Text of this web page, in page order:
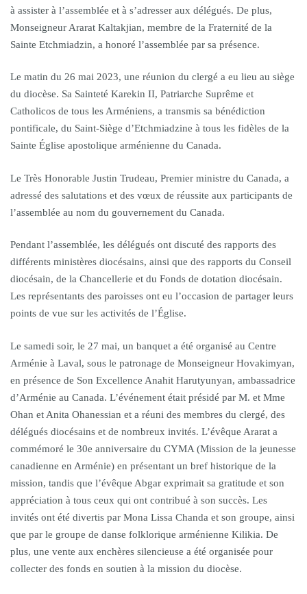
à assister à l’assemblée et à s’adresser aux délégués. De plus,
Monseigneur Ararat Kaltakjian, membre de la Fraternité de la
Sainte Etchmiadzin, a honoré l’assemblée par sa présence.
Le matin du 26 mai 2023, une réunion du clergé a eu lieu au siège
du diocèse. Sa Sainteté Karekin II, Patriarche Suprême et
Catholicos de tous les Arméniens, a transmis sa bénédiction
pontificale, du Saint-Siège d’Etchmiadzine à tous les fidèles de la
Sainte Église apostolique arménienne du Canada.
Le Très Honorable Justin Trudeau, Premier ministre du Canada, a
adressé des salutations et des vœux de réussite aux participants de
l’assemblée au nom du gouvernement du Canada.
Pendant l’assemblée, les délégués ont discuté des rapports des
différents ministères diocésains, ainsi que des rapports du Conseil
diocésain, de la Chancellerie et du Fonds de dotation diocésain.
Les représentants des paroisses ont eu l’occasion de partager leurs
points de vue sur les activités de l’Église.
Le samedi soir, le 27 mai, un banquet a été organisé au Centre
Arménie à Laval, sous le patronage de Monseigneur Hovakimyan,
en présence de Son Excellence Anahit Harutyunyan, ambassadrice
d’Arménie au Canada. L’événement était présidé par M. et Mme
Ohan et Anita Ohanessian et a réuni des membres du clergé, des
délégués diocésains et de nombreux invités. L’évêque Ararat a
commémoré le 30e anniversaire du CYMA (Mission de la jeunesse
canadienne en Arménie) en présentant un bref historique de la
mission, tandis que l’évêque Abgar exprimait sa gratitude et son
appréciation à tous ceux qui ont contribué à son succès. Les
invités ont été divertis par Mona Lissa Chanda et son groupe, ainsi
que par le groupe de danse folklorique arménienne Kilikia. De
plus, une vente aux enchères silencieuse a été organisée pour
collecter des fonds en soutien à la mission du diocèse.